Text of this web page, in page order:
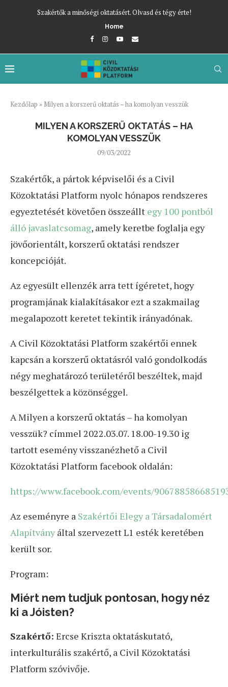
Szakértők a minőségi oktatásért. Olvasd és tégy érte!
Home
Kezdőlap » Milyen a korszerű oktatás – ha komolyan vesszük
MILYEN A KORSZERŰ OKTATÁS – HA
KOMOLYAN VESSZÜK
09/03/2022
Szakértők, a pártok képviselői és a Civil
Közoktatási Platform nyolc hónapos rendszeres
egyeztetését követően összeállt egy 100 pontból
álló javaslatcsomag, amely keretbe foglalja egy
jövőorientált, korszerű oktatási rendszer
koncepcióját.
Az egyesült ellenzék arra tett ígéretet, hogy
programjának kialakításakor ezt a szakmailag
megalapozott keretet tekintik irányadónak.
A Civil Közoktatási Platform szakértői ennek
kapcsán a korszerű oktatásról való gondolkodás
négy meghatározó területéről beszéltek, majd
beszélgettek a közönséggel.
A Milyen a korszerű oktatás – ha komolyan
vesszük? címmel 2022.03.07. 18.00-19.30 ig
tartott esemény visszanézhető a Civil
Közoktatási Platform facebook oldalán:
https://www.facebook.com/events/
Az eseményre a Szakértői Elegy a Társadalomért
Alapítvány által szervezett L1 esték keretében
került sor.
Program:
Miért nem tudjuk pontosan, hogy néz
ki a Jóisten?
Szakértő: Ercse Kriszta oktatáskutató,
interkulturális szakértő, a Civil Közoktatási
Platform szóvivője.